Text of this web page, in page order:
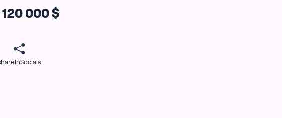
120 000 $